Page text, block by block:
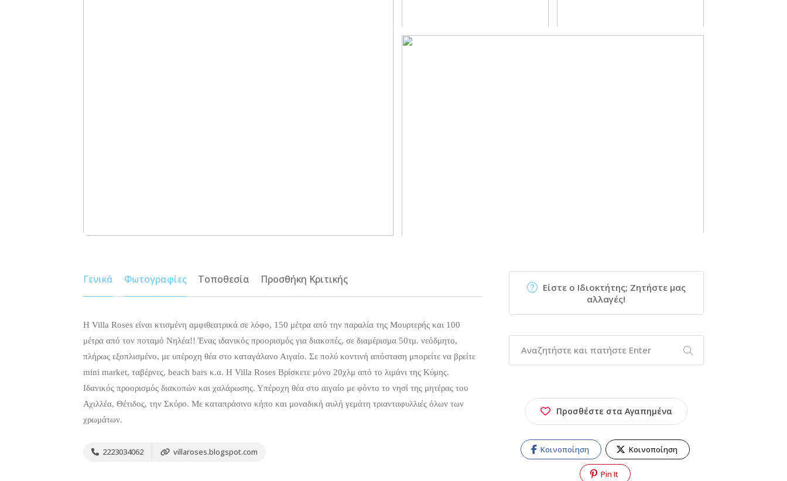
Γενικά Φωτογραφίες Τοποθεσία Προσθήκη Κριτικής
Η Villa Roses είναι κτισμένη αμφιθεατρικά σε λόφο, 150 μέτρα από την παραλία της Μουρτερής και 100
μέτρα από τον ποταμό Νηλέα!! Ένας ιδανικός προορισμός για διακοπές, σε διαμέρισμα 50τμ. νεόδμητο,
πλήρως εξοπλισμένο, με υπέροχη θέα στο καταγάλανο Αιγαίο. Σε πολύ κοντινή απόσταση μπορείτε να βρείτε
mini market, ταβέρνες, beach bars κ.α. Η Villa Roses Βρίσκετε μόνο 20χλμ από το λιμάνι της Κύμης.
Ιδανικός προορισμός διακοπών και χαλάρωσης. Υπέροχη θέα στο αιγαίο με φόντο το νησί της μητέρας του
Αχιλλέα, Θέτιδος, την Σκύρο. Με καταπράσινο κήπο και μοναδική αυλή γεμάτη τριανταφυλλιές όλων των
χρωμάτων.
2223034062 villaroses.blogspot.com
Είστε ο Ιδιοκτήτης; Ζητήστε μας
αλλαγές!
Προσθέστε στα Αγαπημένα
Κοινοποίηση Κοινοποίηση
Pin It